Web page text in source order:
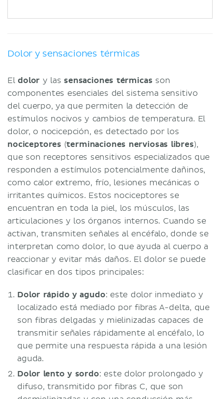
Dolor y sensaciones térmicas
Eldolor y las sensaciones térmicas son
componentes esenciales del sistema sensitivo
del cuerpo, ya que permiten la detección de
estímulos nocivos y cambios de temperatura. El
dolor, o nocicepción, es detectado por los
nociceptores (terminaciones nerviosas libres),
que son receptores sensitivos especializados que
responden a estímulos potencialmente dañinos,
como calor extremo, frío, lesiones mecánicas o
irritantes químicos. Estos nociceptores se
encuentran en toda la piel, los músculos, las
articulaciones y los órganos internos. Cuando se
activan, transmiten señales al encéfalo, donde se
interpretan como dolor, lo que ayuda al cuerpo a
reaccionar y evitar más daños. El dolor se puede
clasificar en dos tipos principales:
Dolor rápido y agudo: este dolor inmediato y
localizado está mediado por fibras A-delta, que
son fibras delgadas y mielinizadas capaces de
transmitir señales rápidamente al encéfalo, lo
que permite una respuesta rápida a una lesión
aguda.
Dolor lento y sordo: este dolor prolongado y
difuso, transmitido por fibras C, que son